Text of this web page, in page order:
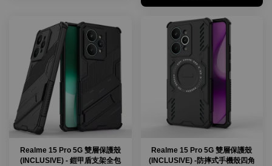
Realme 15 Pro 5G 雙層保護殼
(INCLUSIVE) - 鎧甲盾支架全包
Realme 15 Pro 5G 雙層保護殼
(INCLUSIVE) -防摔式手機殼四角